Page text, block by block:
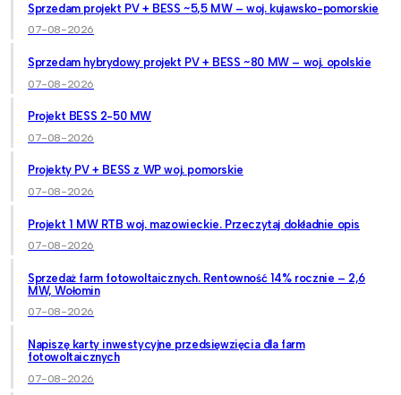
Sprzedam projekt PV + BESS ~5,5 MW – woj. kujawsko-pomorskie
07-08-2026
Sprzedam hybrydowy projekt PV + BESS ~80 MW – woj. opolskie
07-08-2026
Projekt BESS 2-50 MW
07-08-2026
Projekty PV + BESS z WP woj. pomorskie
07-08-2026
Projekt 1 MW RTB woj. mazowieckie. Przeczytaj dokładnie opis
07-08-2026
Sprzedaż farm fotowoltaicznych. Rentowność 14% rocznie – 2,6
MW, Wołomin
07-08-2026
Napiszę karty inwestycyjne przedsięwzięcia dla farm
fotowoltaicznych
07-08-2026